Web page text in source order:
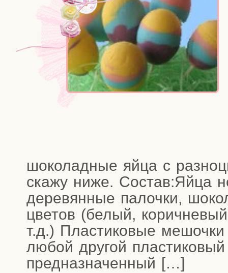
шоко­лад­ные яйца с
ска­жу ниже. Состав:Яйца
дере­вян­ные палоч­ки,
цве­тов (белый,
т.д.) Пла­сти­ко­вые
любой дру­гой пла­сти­ко­вый
предназначенный […]